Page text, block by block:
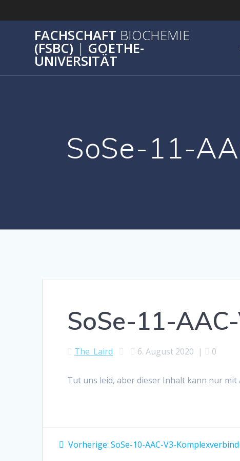
Inhalt
FACHSCHAFT BIOCHEMIE
(FSBC) | GOETHE-
UNIVERSITÄT
SoSe-11-
SoSe-11-
The_Laird 6. August 2020 | 0
Tut uns leid, aber dieser Inhalt kann nur
Beitragsnavigation
Vorherige: Vorheriger
SoSe-10-AAC-V3-